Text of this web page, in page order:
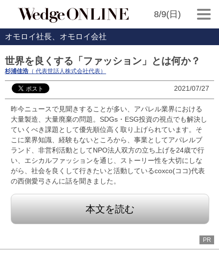
8/9(日)
オモロイ社長、オモロイ会社
世界を良くする「ファッション」とは何か？
杉浦佳浩 （ 代表世話人株式会社代表）
2021/07/27
昨今ニュースで見聞きすることが多い、アパレル業界における
大量製造、大量廃棄の問題。SDGs・ESG投資の視点でも解決し
ていくべき課題として優先順位高く取り上げられています。そ
こに業界知識、経験もないところから、事業としてアパレルブ
ランド、非営利活動としてNPO法人双方の立ち上げを24歳で行
い、エシカルファッションを通じ、ストーリー性を大切にしな
がら、社会を良くして行きたいと活動しているcoxco(ココ)代表
の西側愛弓さんに話を聞きました。
本文を読む
PR